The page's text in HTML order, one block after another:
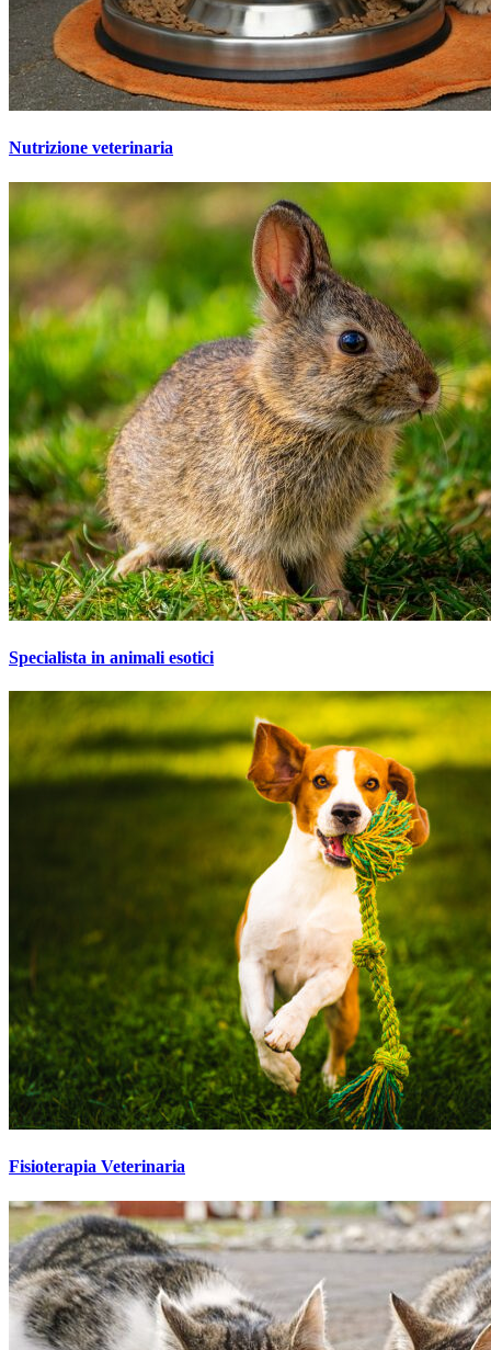
Nutrizione veterinaria
Specialista in animali esotici
Fisioterapia Veterinaria